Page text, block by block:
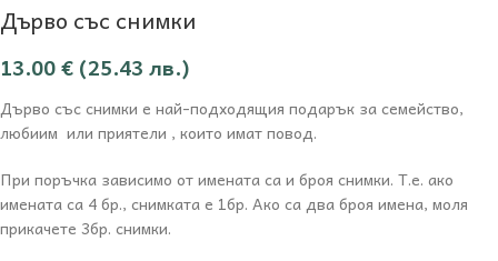
Дърво със снимки
13.00€ (25.43 лв.)
Дърво със снимки е най-подходящия подарък за семейство,
любиим или приятели , които имат повод.
При поръчка зависимо от имената са и броя снимки. Т.е. ако
имената са 4 бр., снимката е 1бр. Ако са два броя имена, моля
прикачете 3бр. снимки.